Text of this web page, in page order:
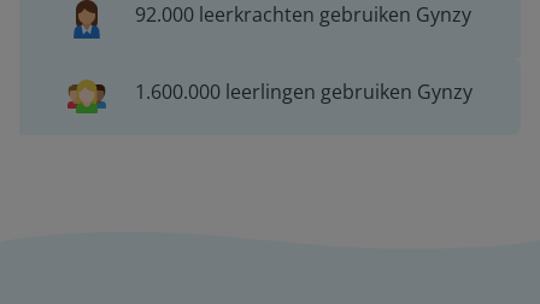
92.000 leerkrachten gebruiken Gynzy
1.600.000 leerlingen gebruiken Gynzy